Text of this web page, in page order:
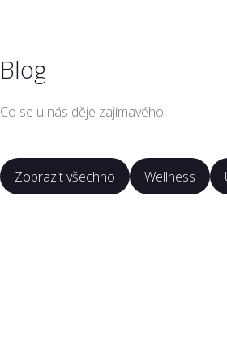
Blog
Co se u nás děje zajímavého
Zobrazit všechno Wellness